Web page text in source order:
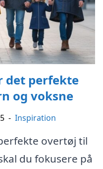
det perfekte
og voksne
- Inspiration
overtøj til
du fokusere på